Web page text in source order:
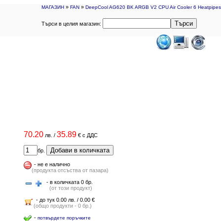
МАГАЗИН » FAN » DeepCool AG620 BK ARGB V2 CPU Air Cooler 6 Heatpipes
Търси в целия магазин: Търси
70.20 лв. / 35.89 € с ДДС
бр. Добави в количката
- не е налично
(продукта отсъства от пазара)
- в количката 0 бр.
(от този продукт)
- до тук 0.00 лв. / 0.00 €
(общо продукти - 0 бр.)
- потвърдете поръчките